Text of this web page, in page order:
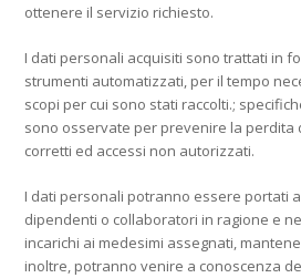
ottenere il servizio richiesto.
I dati personali acquisiti sono trattati in
strumenti automatizzati, per il tempo
scopi per cui sono stati raccolti.;
sono osservate per prevenire la perdita
corretti ed accessi non autorizzati.
I dati personali potranno essere portati
dipendenti o collaboratori in ragione e
incarichi ai medesimi assegnati,
inoltre, potranno venire a conoscenza